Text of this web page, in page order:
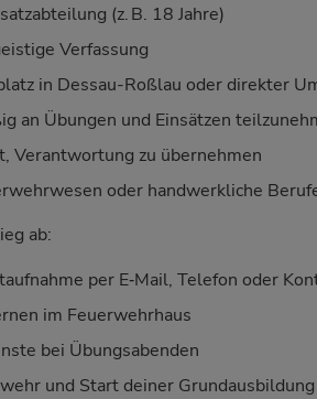
(z. B. 18 Jahre)
Verfassung
in Dessau-Roßlau oder direkter
an Übungen und Einsätzen
Verantwortung zu übernehmen
oder handwerkliche
ab:
per E‑Mail, Telefon oder
im Feuerwehrhaus
bei Übungsabenden
und Start deiner Grundausbildung